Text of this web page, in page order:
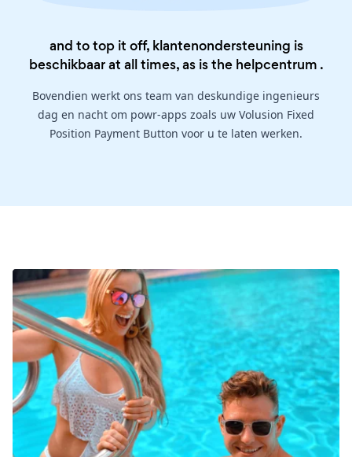
and to top it off, klantenondersteuning is
beschikbaar at all times, as is the helpcentrum .
Bovendien werkt ons team van deskundige ingenieurs
dag en nacht om powr-apps zoals uw Volusion Fixed
Position Payment Button voor u te laten werken.